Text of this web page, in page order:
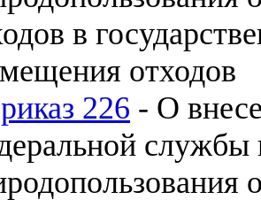
в
отходов
226 - О
службы